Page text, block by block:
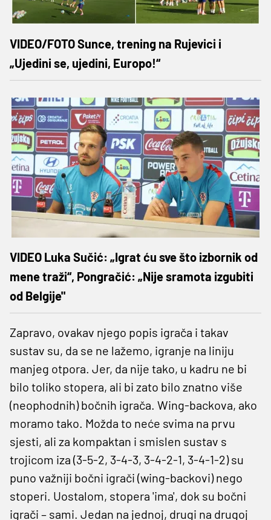
VIDEO/FOTO Sunce, trening na Rujevici i
„Ujedini se, ujedini, Europo!“
VIDEO Luka Sučić: „Igrat ću sve što izbornik od
mene traži“, Pongračić: „Nije sramota izgubiti
od Belgije"
Zapravo, ovakav njego popis igrača i takav
sustav su, da se ne lažemo, igranje na liniju
manjeg otpora. Jer, da nije tako, u kadru ne bi
bilo toliko stopera, ali bi zato bilo znatno više
(neophodnih) bočnih igrača. Wing-backova, ako
moramo tako. Možda to neće svima na prvu
sjesti, ali za kompaktan i smislen sustav s
trojicom iza (3-5-2, 3-4-3, 3-4-2-1, 3-4-1-2) su
puno važniji bočni igrači (wing-backovi) nego
stoperi. Uostalom, stopera 'ima', dok su bočni
igrači – sami. Jedan na jednoj, drugi na drugoj